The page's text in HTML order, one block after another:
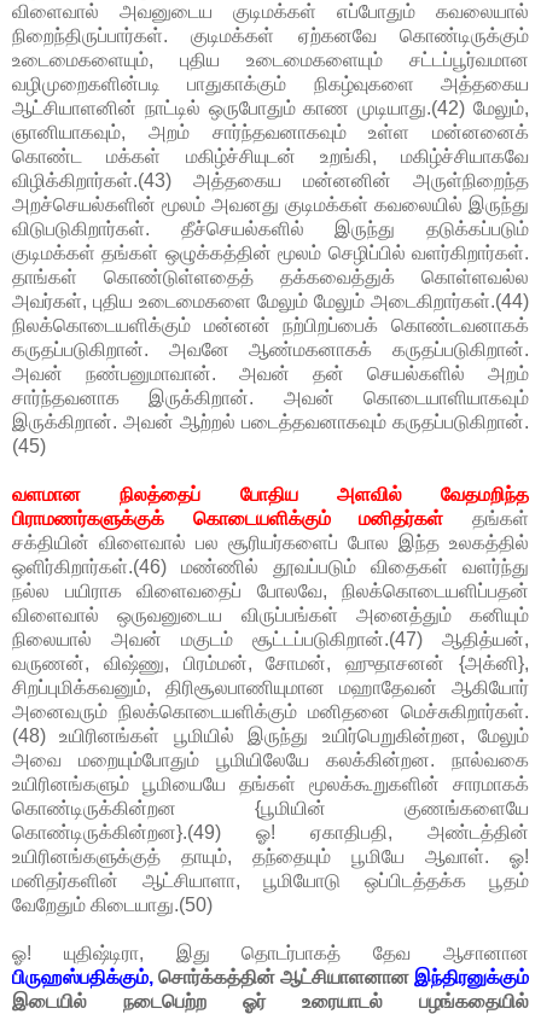
விளைவால் அவனுடைய குடிமக்கள் எப்போதும் கவலையால்
நிறைந்திருப்பார்கள். குடிமக்கள் ஏற்கனவே கொண்டிருக்கும்
உடைமைகளையும், புதிய உடைமைகளையும் சட்டப்பூர்வமான
வழிமுறைகளின்படி பாதுகாக்கும் நிகழ்வுகளை அத்தகைய
ஆட்சியாளனின் நாட்டில் ஒருபோதும் காண முடியாது.(42) மேலும்,
ஞானியாகவும், அறம் சார்ந்தவனாகவும் உள்ள மன்னனைக்
கொண்ட மக்கள் மகிழ்ச்சியுடன் உறங்கி, மகிழ்ச்சியாகவே
விழிக்கிறார்கள்.(43) அத்தகைய மன்னனின் அருள்நிறைந்த
அறச்செயல்களின் மூலம் அவனது குடிமக்கள் கவலையில் இருந்து
விடுபடுகிறார்கள். தீச்செயல்களில் இருந்து தடுக்கப்படும்
குடிமக்கள் தங்கள் ஒழுக்கத்தின் மூலம் செழிப்பில் வளர்கிறார்கள்.
தாங்கள் கொண்டுள்ளதைத் தக்கவைத்துக் கொள்ளவல்ல
அவர்கள், புதிய உடைமைகளை மேலும் மேலும் அடைகிறார்கள்.(44)
நிலக்கொடையளிக்கும் மன்னன் நற்பிறப்பைக் கொண்டவனாகக்
கருதப்படுகிறான். அவனே ஆண்மகனாகக் கருதப்படுகிறான்.
அவன் நண்பனுமாவான். அவன் தன் செயல்களில் அறம்
சார்ந்தவனாக இருக்கிறான். அவன் கொடையாளியாகவும்
இருக்கிறான். அவன் ஆற்றல் படைத்தவனாகவும் கருதப்படுகிறான்.
(45)
வளமான நிலத்தைப் போதிய அளவில் வேதமறிந்த
பிராமணர்களுக்குக் கொடையளிக்கும் மனிதர்கள் தங்கள்
சக்தியின் விளைவால் பல சூரியர்களைப் போல இந்த உலகத்தில்
ஒளிர்கிறார்கள்.(46) மண்ணில் தூவப்படும் விதைகள் வளர்ந்து
நல்ல பயிராக விளைவதைப் போலவே, நிலக்கொடையளிப்பதன்
விளைவால் ஒருவனுடைய விருப்பங்கள் அனைத்தும் கனியும்
நிலையால் அவன் மகுடம் சூட்டப்படுகிறான்.(47) ஆதித்யன்,
வருணன், விஷ்ணு, பிரம்மன், சோமன், ஹுதாசனன் {அக்னி},
சிறப்புமிக்கவனும், திரிசூலபாணியுமான மஹாதேவன் ஆகியோர்
அனைவரும் நிலக்கொடையளிக்கும் மனிதனை மெச்சுகிறார்கள்.
(48) உயிரினங்கள் பூமியில் இருந்து உயிர்பெறுகின்றன, மேலும்
அவை மறையும்போதும் பூமியிலேயே கலக்கின்றன. நால்வகை
உயிரினங்களும் பூமியையே தங்கள் மூலக்கூறுகளின் சாரமாகக்
கொண்டிருக்கின்றன {பூமியின் குணங்களையே
கொண்டிருக்கின்றன}.(49) ஓ! ஏகாதிபதி, அண்டத்தின்
உயிரினங்களுக்குத் தாயும், தந்தையும் பூமியே ஆவாள். ஓ!
மனிதர்களின் ஆட்சியாளா, பூமியோடு ஒப்பிடத்தக்க பூதம்
வேறேதும் கிடையாது.(50)
ஓ! யுதிஷ்டிரா, இது தொடர்பாகத் தேவ ஆசானான
பிருஹஸ்பதிக்கும், சொர்க்கத்தின் ஆட்சியாளனான இந்திரனுக்கும்
இடையில் நடைபெற்ற ஓர் உரையாடல் பழங்கதையில்